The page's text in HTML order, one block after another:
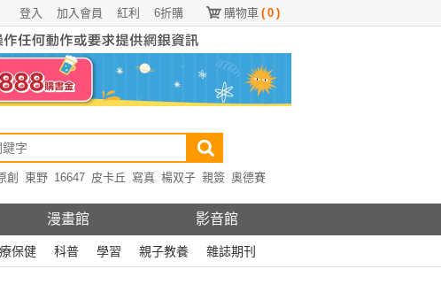
購物車 ( 0 )
6折購
紅利
加入會員
登入
創 東野 16647 皮卡丘 寫真 楊双子 親簽 奧德賽
漫畫館 影音館
保健 科普 學習 親子教養 雜誌期刊